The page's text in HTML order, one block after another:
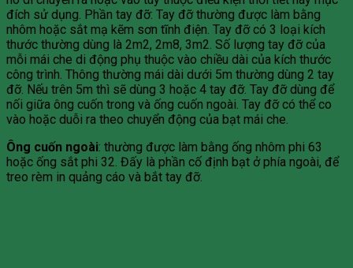
đích sử dụng. Phần tay đỡ: Tay đỡ thường được làm bằng
nhôm hoặc sắt mạ kẽm sơn tĩnh điện. Tay đỡ có 3 loại kích
thước thường dùng là 2m2, 2m8, 3m2. Số lượng tay đỡ của
mỗi mái che di động phụ thuộc vào chiều dài của kích thước
công trình. Thông thường mái dài dưới 5m thường dùng 2 tay
đỡ. Nếu trên 5m thì sẽ dùng 3 hoặc 4 tay đỡ. Tay đỡ dùng để
nối giữa ông cuốn trong và ống cuốn ngoài. Tay đỡ có thể co
vào hoặc duỗi ra theo chuyển động của bạt mái che.
Ông cuốn ngoài: thường được làm bằng ống nhôm phi 63
hoặc ống sắt phi 32. Đấy là phần cố định bạt ở phía ngoài, để
treo rèm in quảng cáo và bắt tay đỡ.